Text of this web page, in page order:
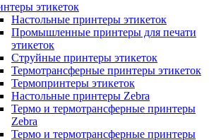
этикеток
Настольные принтеры этикеток
Промышленные принтеры для печати
этикеток
Струйные принтеры этикеток
Термотрансферные принтеры этикеток
Термопринтеры этикеток
Настольные принтеры Zebra
Термо и термотрансферные принтеры
Zebra
Термо и термотрансферные принтеры